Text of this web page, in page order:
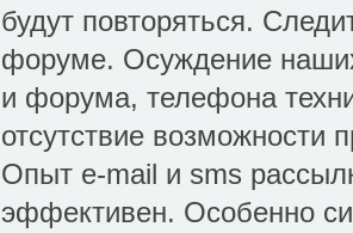
будут повторяться.
форуме. Осуждение
и форума, телефона
отсутствие возможности
Опыт e-mail и sms
эффективен. Особенно